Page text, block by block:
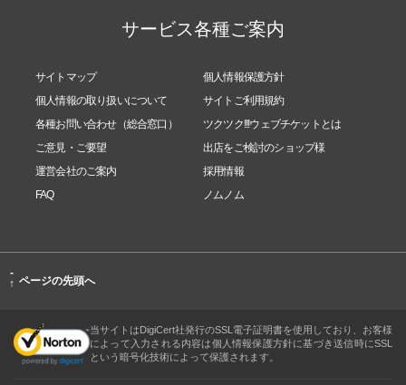
サービス各種ご案内
サイトマップ
個人情報保護方針
個人情報の取り扱いについて
サイトご利用規約
各種お問い合わせ（総合窓口）
ツクツク!!!ウェブチケットとは
ご意見・ご要望
出店をご検討のショップ様
運営会社のご案内
採用情報
FAQ
ノムノム
-
↑ ページの先頭へ
当サイトはDigiCert社発行のSSL電子証明書を使用しており、お客様
によって入力される内容は個人情報保護方針に基づき送信時にSSL
という暗号化技術によって保護されます。